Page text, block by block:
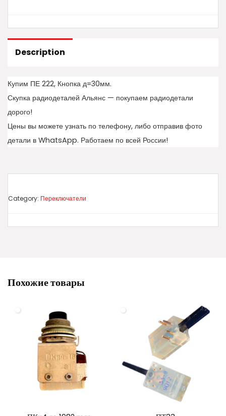
Description
Купим ПЕ 222, Кнопка д=30мм.
Скупка радиодеталей Альянс — покупаем радиодетали
дорого!
Цены вы можете узнать по телефону, либо отправив фото
детали в WhatsApp. Работаем по всей России!
Category: Переключатели
Похожие товары